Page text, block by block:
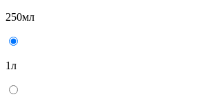
250мл
1л